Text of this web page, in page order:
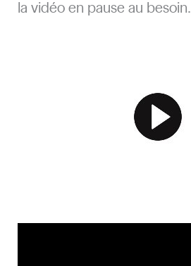
la vidéo en pause au besoin.